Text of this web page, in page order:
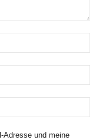
Adresse und meine